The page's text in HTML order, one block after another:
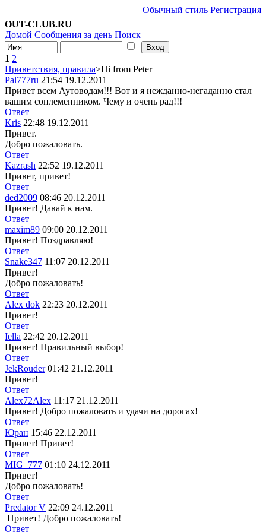
Обычный стиль Регистрация
OUT-CLUB.RU
Домой Сообщения за день Поиск
1 2
Приветствия, правила>Hi from Peter
Pal777ru 21:54 19.12.2011
Привет всем Аутоводам!!! Вот и я нежданно-негаданно стал
вашим соплеменником. Чему и очень рад!!!
Ответ
Kris 22:48 19.12.2011
Привет.
Добро пожаловать.
Ответ
Kazrash 22:52 19.12.2011
Привет, привет!
Ответ
ded2009 08:46 20.12.2011
Привет! Давай к нам.
Ответ
maxim89 09:00 20.12.2011
Привет! Поздравляю!
Ответ
Snake347 11:07 20.12.2011
Привет!
Добро пожаловать!
Ответ
Alex dok 22:23 20.12.2011
Привет!
Ответ
Iella 22:42 20.12.2011
Привет! Правильный выбор!
Ответ
JekRouder01:42 21.12.2011
Привет!
Ответ
Alex72Alex 11:17 21.12.2011
Привет! Добро пожаловать и удачи на дорогах!
Ответ
Юран 15:46 22.12.2011
Привет! Привет!
Ответ
MIG_777 01:10 24.12.2011
Привет!
Добро пожаловать!
Ответ
Predator V 22:09 24.12.2011
Привет! Добро пожаловать!
Ответ